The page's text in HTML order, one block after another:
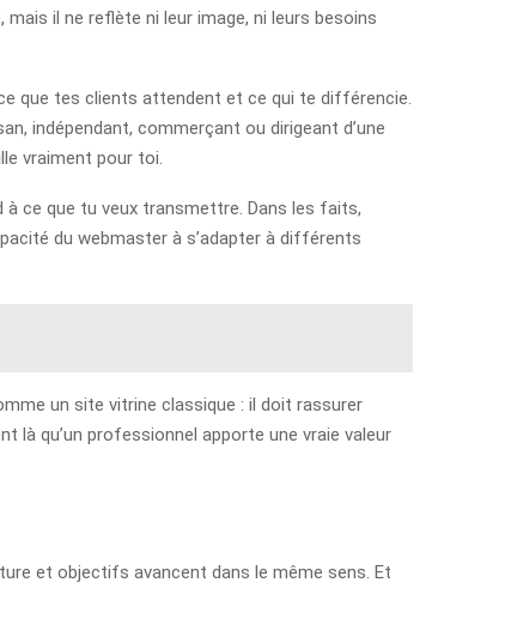
il ne reflète ni leur image, ni leurs besoins
que tes clients attendent et ce qui te différencie.
indépendant, commerçant ou dirigeant d’une
vraiment pour toi.
ce que tu veux transmettre. Dans les faits,
du webmaster à s’adapter à différents
un site vitrine classique : il doit rassurer
qu’un professionnel apporte une vraie valeur
et objectifs avancent dans le même sens. Et